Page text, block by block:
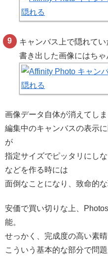
キャンバス上で隠れていた
書き出した画像にはちゃ
画像データ自体が消えてし
編集中のキャンバスの表示
が
指定サイズでピッタリにしな
などを作る時には
面倒なことになり、致命的な
安価で買い切りな上、
能。
せっかく、完成度の高い素
こういう基本的な部分で問